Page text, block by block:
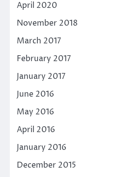
April 2020
November 2018
March 2017
February 2017
January 2017
June 2016
May 2016
April 2016
January 2016
December 2015